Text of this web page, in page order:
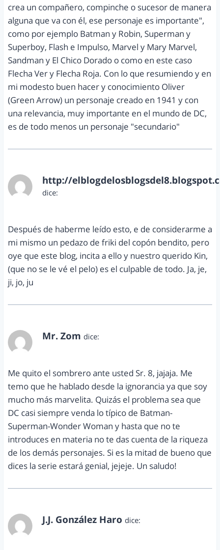
crea un compañero, compinche o sucesor de manera
alguna que va con él, ese personaje es importante",
como por ejemplo Batman y Robin, Superman y
Superboy, Flash e Impulso, Marvel y Mary Marvel,
Sandman y El Chico Dorado o como en este caso
Flecha Ver y Flecha Roja. Con lo que resumiendo y en
mi modesto buen hacer y conocimiento Oliver
(Green Arrow) un personaje creado en 1941 y con
una relevancia, muy importante en el mundo de DC,
es de todo menos un personaje "secundario"
http://
dice:
Después de haberme leído esto, e de considerarme a
mi mismo un pedazo de friki del copón bendito, pero
oye que este blog, incita a ello y nuestro querido Kin,
(que no se le vé el pelo) es el culpable de todo. Ja, je,
ji, jo, ju
Mr. Zom dice:
Me quito el sombrero ante usted Sr. 8, jajaja. Me
temo que he hablado desde la ignorancia ya que soy
mucho más marvelita. Quizás el problema sea que
DC casi siempre venda lo típico de Batman-
Superman-Wonder Woman y hasta que no te
introduces en materia no te das cuenta de la riqueza
de los demás personajes. Si es la mitad de bueno que
dices la serie estará genial, jejeje. Un saludo!
J.J. González Haro dice: